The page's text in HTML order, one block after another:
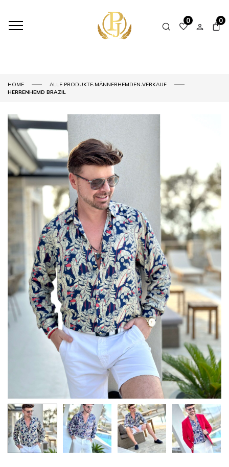
0 0
HOME ALLE PRODUKTE,MÄNNERHEMDEN,VERKAUF
HERRENHEMD BRAZIL